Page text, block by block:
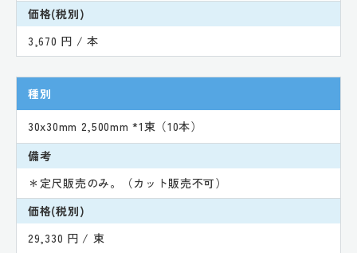
価格(税別)
3,670 円 / 本
種別
30x30mm 2,500mm *1束（10本）
備考
＊定尺販売のみ。（カット販売不可）
価格(税別)
29,330 円 / 束